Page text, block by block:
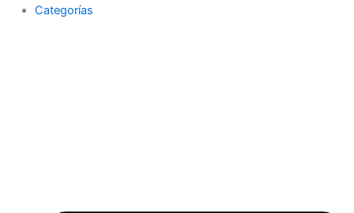
Categorías